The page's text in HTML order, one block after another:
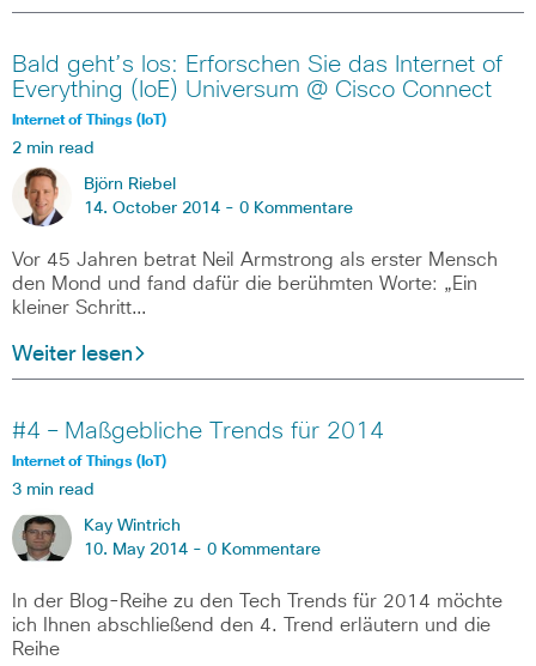
Bald geht’s los: Erforschen Sie das Internet of
Everything (IoE) Universum @ Cisco Connect
Internet of Things (IoT)
2 min read
Björn Riebel
14. October 2014 - 0 Kommentare
Vor 45 Jahren betrat Neil Armstrong als erster Mensch
den Mond und fand dafür die berühmten Worte: „Ein
kleiner Schritt…
Weiter lesen
#4 – Maßgebliche Trends für 2014
Internet of Things (IoT)
3 min read
Kay Wintrich
10. May 2014 - 0 Kommentare
In der Blog-Reihe zu den Tech Trends für 2014 möchte
ich Ihnen abschließend den 4. Trend erläutern und die
Reihe